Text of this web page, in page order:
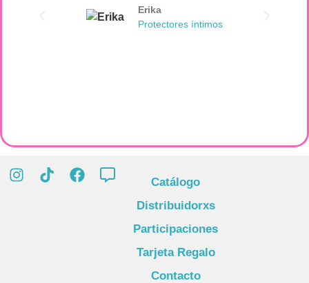
Erika
Protectores íntimos
Catálogo
Distribuidorxs
Participaciones
Tarjeta Regalo
Contacto